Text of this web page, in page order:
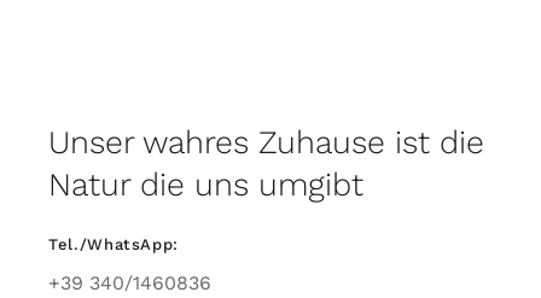
Unser wahres Zuhause ist die
Natur die uns umgibt
Tel./WhatsApp:
+39 340/1460836